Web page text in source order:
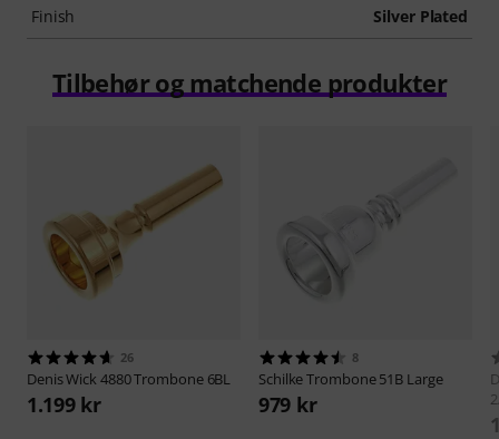
Finish Silver Plated
Tilbehør og matchende produkter
26
Denis Wick 4880 Trombone 6BL
1.199 kr
8
SchilkeTrombone 51B Large
979 kr